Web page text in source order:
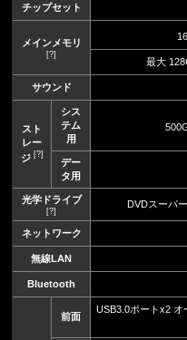
チップセット
メインメモリ
[?]
最大
サウンド
スト
レー
ジ [?]
シス
テム
用
デー
タ用
光学ドライブ
[?]
DVDスーパ
ネットワーク
無線LAN
Bluetooth
前面
USB3.0ポートx2